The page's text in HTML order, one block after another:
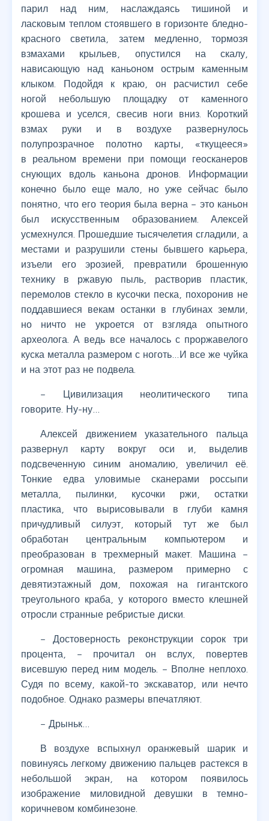
парил над ним, наслаждаясь тишиной и
ласковым теплом стоявшего в горизонте бледно-
красного светила, затем медленно, тормозя
взмахами крыльев, опустился на скалу,
нависающую над каньоном острым каменным
клыком. Подойдя к краю, он расчистил себе
ногой небольшую площадку от каменного
крошева и уселся, свесив ноги вниз. Короткий
взмах руки и в воздухе развернулось
полупрозрачное полотно карты, «ткущееся»
в реальном времени при помощи геосканеров
снующих вдоль каньона дронов. Информации
конечно было еще мало, но уже сейчас было
понятно, что его теория была верна – это каньон
был искусственным образованием. Алексей
усмехнулся. Прошедшие тысячелетия сгладили, а
местами и разрушили стены бывшего карьера,
изъели его эрозией, превратили брошенную
технику в ржавую пыль, растворив пластик,
перемолов стекло в кусочки песка, похоронив не
поддавшиеся векам останки в глубинах земли,
но ничто не укроется от взгляда опытного
археолога. А ведь все началось с проржавелого
куска металла размером с ноготь…И все же чуйка
и на этот раз не подвела.
– Цивилизация неолитического типа
говорите. Ну-ну…
Алексей движением указательного пальца
развернул карту вокруг оси и, выделив
подсвеченную синим аномалию, увеличил её.
Тонкие едва уловимые сканерами россыпи
металла, пылинки, кусочки ржи, остатки
пластика, что вырисовывали в глуби камня
причудливый силуэт, который тут же был
обработан центральным компьютером и
преобразован в трехмерный макет. Машина –
огромная машина, размером примерно с
девятиэтажный дом, похожая на гигантского
треугольного краба, у которого вместо клешней
отросли странные ребристые диски.
– Достоверность реконструкции сорок три
процента, – прочитал он вслух, повертев
висевшую перед ним модель. – Вполне неплохо.
Судя по всему, какой-то экскаватор, или нечто
подобное. Однако размеры впечатляют.
– Дрыньк…
В воздухе вспыхнул оранжевый шарик и
повинуясь легкому движению пальцев растекся в
небольшой экран, на котором появилось
изображение миловидной девушки в темно-
коричневом комбинезоне.